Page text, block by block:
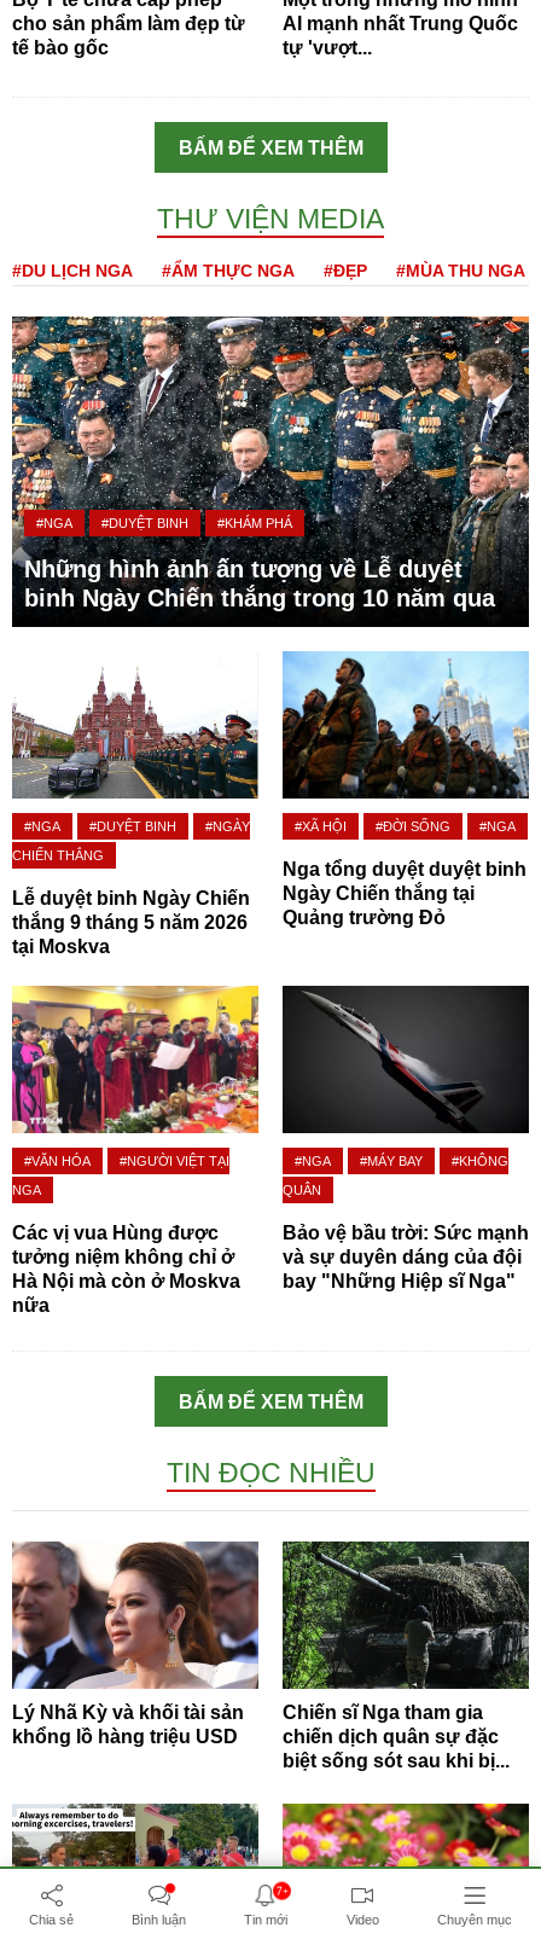
cho sản phẩm làm đẹp từ
tế bào gốc
AI mạnh nhất Trung Quốc
tự 'vượt...
BẤM ĐỂ XEM THÊM
THƯ VIỆN MEDIA
#DU LỊCH NGA #ẨM THỰC NGA #ĐẸP #MÙA THU NGA
#NGA #DUYỆT BINH #KHÁM PHÁ
Những hình ảnh ấn tượng về Lễ duyệt
binh Ngày Chiến thắng trong 10 năm qua
#NGA #DUYỆT BINH
#NGÀY
CHIẾN THẮNG
Lễ duyệt binh Ngày Chiến
thắng 9 tháng 5 năm 2026
tại Moskva
#XÃ HỘI #ĐỜI SỐNG #NGA
Nga tổng duyệt duyệt binh
Ngày Chiến thắng tại
Quảng trường Đỏ
#VĂN HÓA
#NGƯỜI VIỆT TẠI
NGA
Các vị vua Hùng được
tưởng niệm không chỉ ở
Hà Nội mà còn ở Moskva
nữa
#NGA #MÁY BAY
#KHÔNG
QUÂN
Bảo vệ bầu trời: Sức mạnh
và sự duyên dáng của đội
bay "Những Hiệp sĩ Nga"
BẤM ĐỂ XEM THÊM
TIN ĐỌC NHIỀU
Lý Nhã Kỳ và khối tài sản
khổng lồ hàng triệu USD
Chiến sĩ Nga tham gia
chiến dịch quân sự đặc
biệt sống sót sau khi bị...
Chia sẻ Bình luận
7+
Tin mới Video Chuyên mục